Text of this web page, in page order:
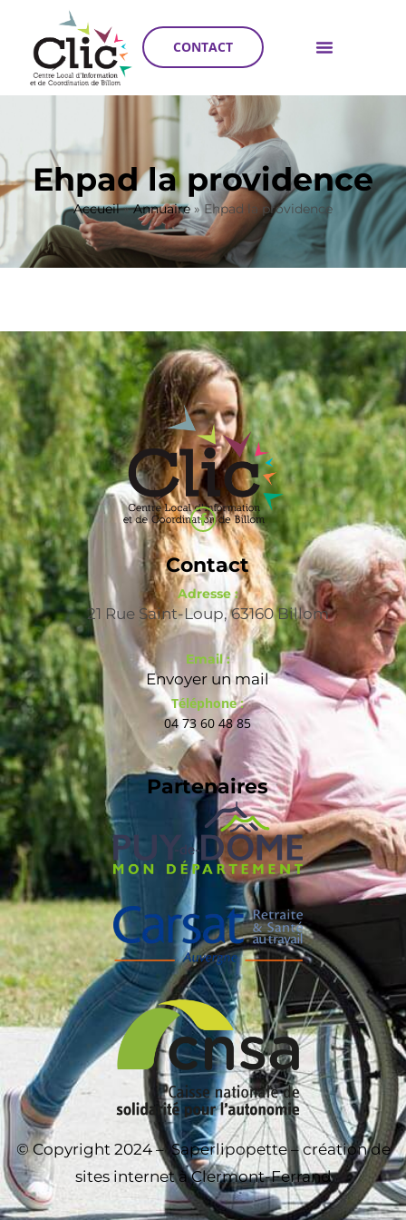
CONTACT
Ehpad la providence
Accueil»Annuaire »Ehpad la providence
Contact
Adresse :
21 Rue Saint-Loup, 63160 Billom
Email :
Envoyer un mail
Téléphone :
04 73 60 48 85
Partenaires
© Copyright 2024 –Saperlipopette – création de
sites internet à Clermont-Ferrand